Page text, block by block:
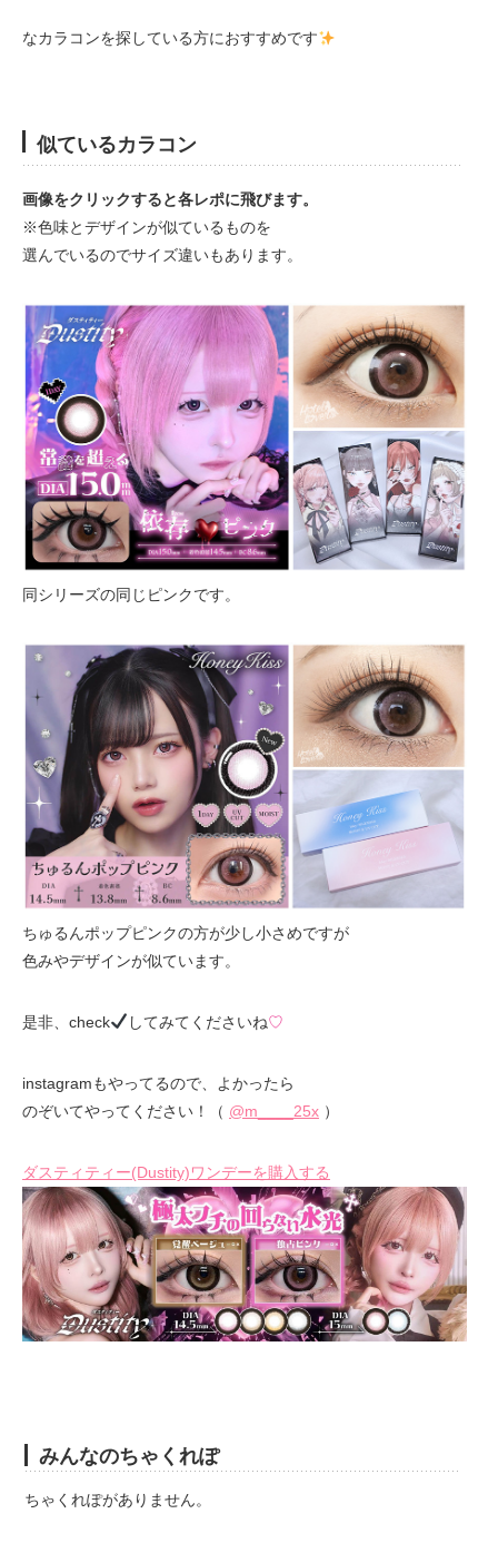
なカラコンを探している方におすすめです
似ているカラコン
画像をクリックすると各レポに飛びます。
※色味とデザインが似ているものを
選んでいるのでサイズ違いもあります。
同シリーズの同じピンクです。
ちゅるんポップピンクの方が少し小さめですが
色みやデザインが似ています。
是非、check してみてくださいね♡
instagramもやってるので、よかったら
のぞいてやってください！（ @m____25x ）
ダスティティー(Dustity)ワンデーを購入する
みんなのちゃくれぽ
ちゃくれぽがありません。